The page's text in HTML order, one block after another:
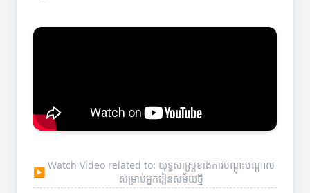
▶
Watch Video related to: យុទ្ធសាស្ត្រខាងការបណ្តុះបណ្តាល
សម្រាប់អ្នករៀនសម័យថ្មី